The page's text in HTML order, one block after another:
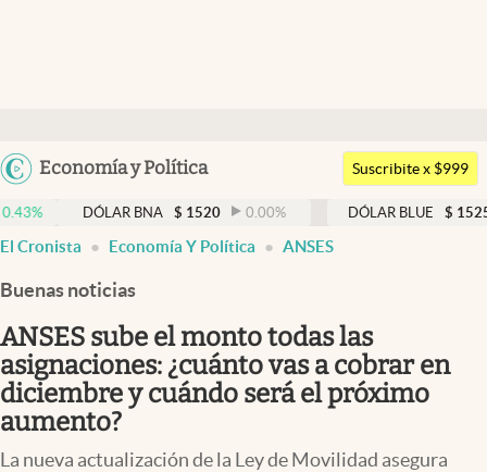
Argentina
Economía y Política
Members
Economía y Política
Finanzas y Mercados
Mercados Online
Negocios
Columnistas
Otras secciones
Apertura
Suscribite x $999
DÓLAR BNA $ 1520 0.00% DÓLAR BLUE $ 1525 -0.33
El Cronista Economía Y Política ANSES
Buenas noticias
ANSES sube el monto todas las
asignaciones: ¿cuánto vas a cobrar en
diciembre y cuándo será el próximo
aumento?
La nueva actualización de la Ley de Movilidad asegura